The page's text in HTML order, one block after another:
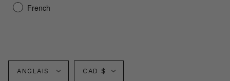
French
Langue
ANGLAIS Monnaie
CAD $